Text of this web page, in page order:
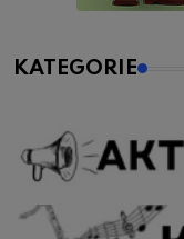
KATEGORIE